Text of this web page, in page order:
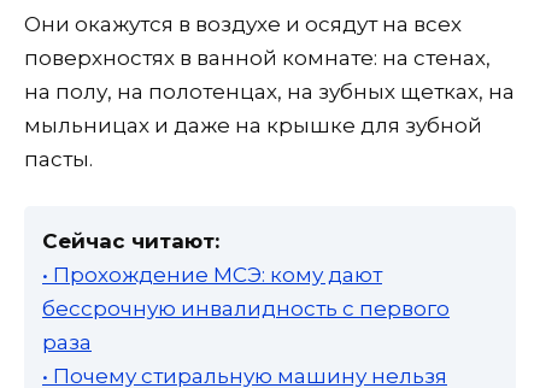
Они окажутся в воздухе и осядут на всех
поверхностях в ванной комнате: на стенах,
на полу, на полотенцах, на зубных щетках, на
мыльницах и даже на крышке для зубной
пасты.
Сейчас читают:
• Прохождение МСЭ: кому дают
бессрочную инвалидность с первого
раза
• Почему стиральную машину нельзя